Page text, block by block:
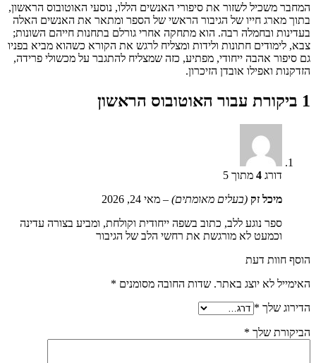
המחבר משכיל לשזור את סיפורי האנשים הללו, נוסעי האוטובוס הראשון,
בתוך מארג חייו של הגיבור הראשי של הספר ומתאר את האנשים האלה
בעדינות ובחמלה רבה. הוא מתחקה אחרי גורלם בתחנות חייהם השונות;
צבא, לימודים חתונות ולידות ומצליח לרגש את הקורא כשהוא מביא בפניו
גם סיפור אהבה ייחודי, מפתיע, כזה שמצליח להתגבר על מכשולי פרידה,
הזדקנות ואפילו אובדן הזיכרון.
1 ביקורת עבור האוטובוס הראשון
דורג 4 מתוך 5
מיכל זק (בעלים מאומתים) – מאי 24, 2026
ספר נוגע ללב, כתוב בשפה ייחודית וקולחת, ומביע בצורה עדינה
וכמעט לא מורגשת את רחשי הלב של הגיבור
הוסף חוות דעת
האימייל לא יוצג באתר. שדות החובה מסומנים *
הדירוג שלך *
הביקורת שלך *